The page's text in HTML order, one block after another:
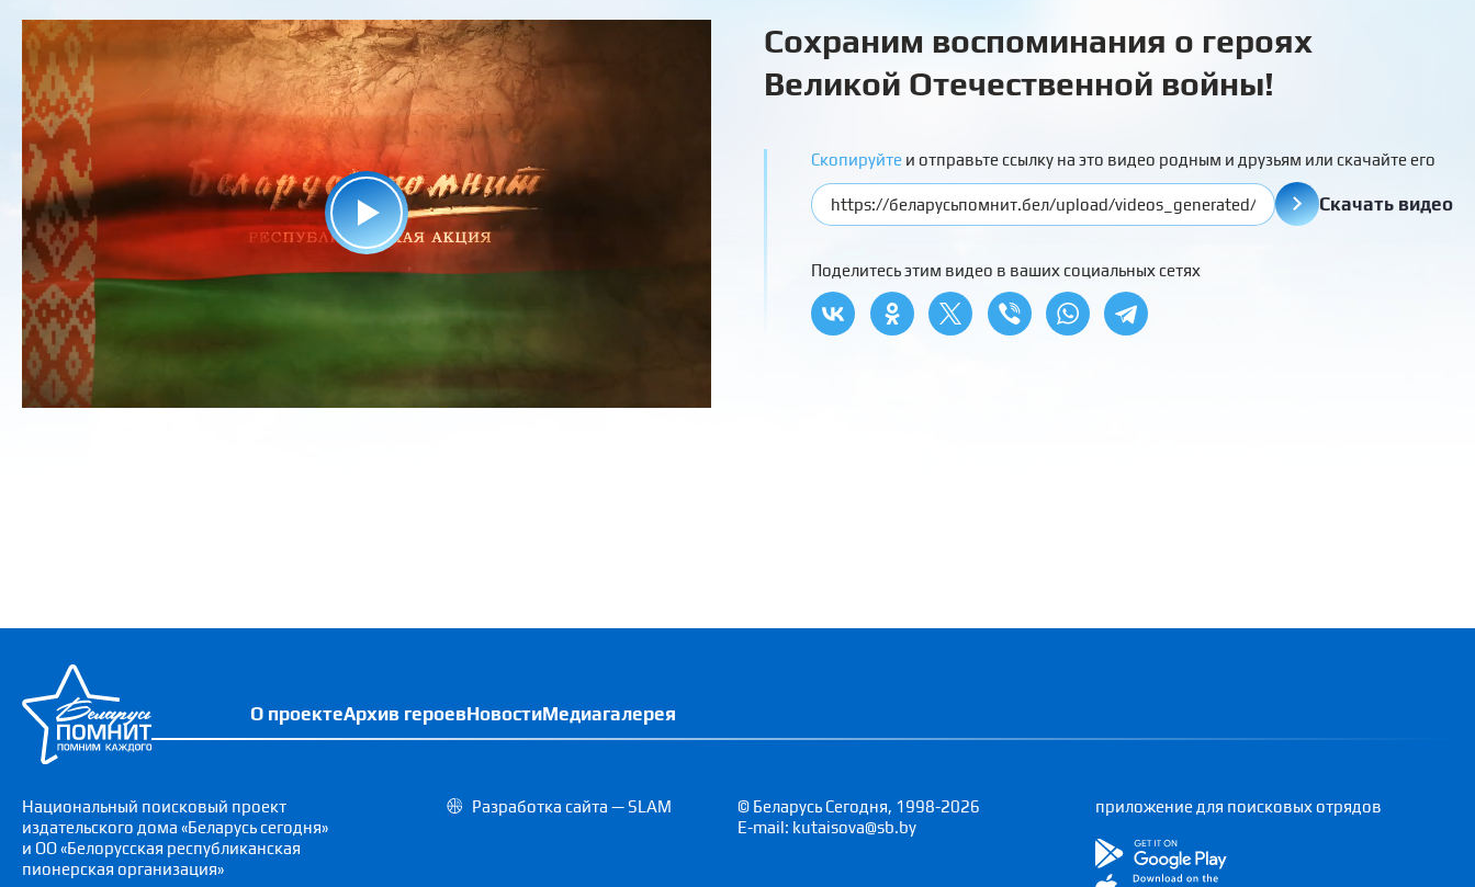
Сохраним воспоминания о героях
Великой Отечественной войны!
Скопируйте и отправьте ссылку на это видео родным и друзьям или скачайте его
Скачать видео
Поделитесь этим видео в ваших социальных сетях
О проектеАрхив героевНовостиМедиагалерея
Национальный поисковый проект
издательского дома «Беларусь сегодня»
и ОО «Белорусская республиканская
пионерская организация»
Разработка сайта — SLAM
© Беларусь Сегодня, 1998-2026
E-mail: kutaisova@sb.by
приложение для поисковых отрядов